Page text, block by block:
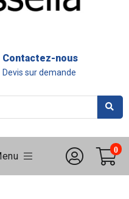
Contactez-nous
Devis sur demande
0